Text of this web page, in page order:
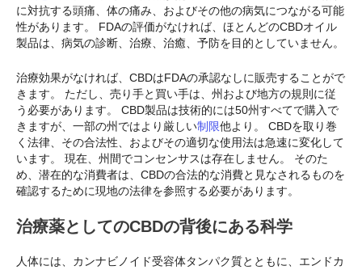
に対抗する頭痛、体の痛み、およびその他の病気につながる可能
性があります。 FDAの評価がなければ、ほとんどのCBDオイル
製品は、病気の診断、治療、治癒、予防を目的としていません。
治療効果がなければ、CBDはFDAの承認なしに販売することがで
きます。 ただし、売り手と買い手は、州および地方の規則に従
う必要があります。 CBD製品は技術的には50州すべてで購入で
きますが、一部の州ではより厳しい制限他より。 CBDを取り巻
く法律、その合法性、およびその適切な使用法は急速に変化して
います。 現在、州間でコンセンサスは存在しません。 そのた
め、潜在的な消費者は、CBDの合法的な消費と見なされるものを
確認するために現地の法律を参照する必要があります。
治療薬としてのCBDの背後にある科学
人体には、カンナビノイド受容体タンパク質とともに、エンドカ